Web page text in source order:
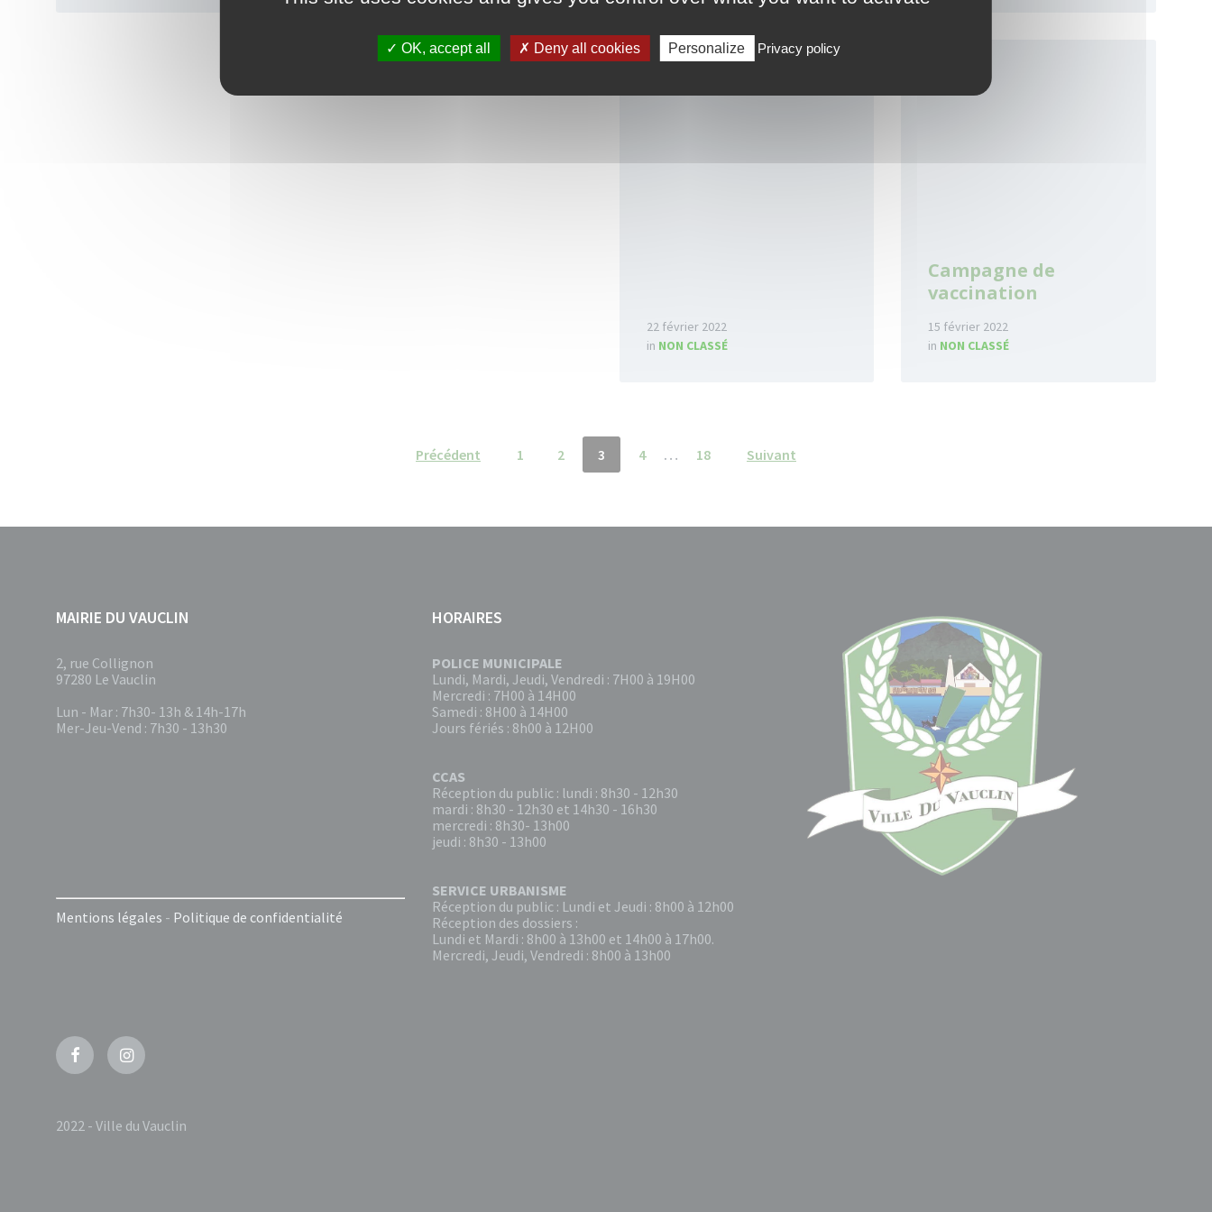
inNON CLASSÉ
22 février 2022
in NON CLASSÉ
Read
More
Campagne de
vaccination
15 février 2022
in NON CLASSÉ
publications
Précédent 1 2 3 4 … 18 Suivant
MAIRIE DU VAUCLIN
2, rue Collignon
97280 Le Vauclin
Lun - Mar : 7h30- 13h & 14h-17h
Mer-Jeu-Vend : 7h30 - 13h30
Mentions légales - Politique de confidentialité
HORAIRES
POLICE MUNICIPALE
Lundi, Mardi, Jeudi, Vendredi : 7H00 à 19H00
Mercredi : 7H00 à 14H00
Samedi : 8H00 à 14H00
Jours fériés : 8h00 à 12H00
CCAS
Réception du public : lundi : 8h30 - 12h30
mardi : 8h30 - 12h30 et 14h30 - 16h30
mercredi : 8h30- 13h00
jeudi : 8h30 - 13h00
SERVICE URBANISME
Réception du public : Lundi et Jeudi : 8h00 à 12h00
Réception des dossiers :
Lundi et Mardi : 8h00 à 13h00 et 14h00 à 17h00.
Mercredi, Jeudi, Vendredi : 8h00 à 13h00
FacebookInstagram
2022 - Ville du Vauclin
OK, accept all Deny all cookies Personalize Privacy policy